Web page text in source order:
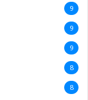
9
9
9
8
8